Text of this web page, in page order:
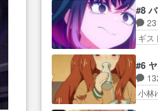
る…
よ
過去
よ
過去
る…
今回
鬼
スと
っ…
集
ビ…
で
悲し
#8
23
ギス
めっ
怖…
と
りス
#6
小林